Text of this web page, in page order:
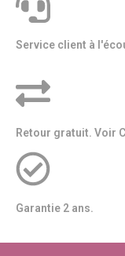
Service client à
Retour gratuit. Voir
Garantie 2 ans.